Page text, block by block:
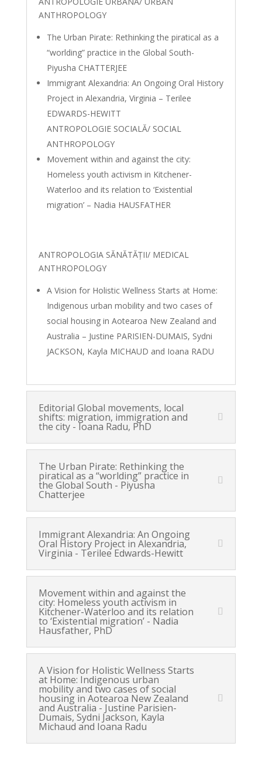
ANTHROPOLOGY
The Urban Pirate: Rethinking the piratical as a
“worlding” practice in the Global South-
Piyusha CHATTERJEE
Immigrant Alexandria: An Ongoing Oral History
Project in Alexandria, Virginia – Terilee
EDWARDS-HEWITT
ANTROPOLOGIE SOCIALĂ/ SOCIAL
ANTHROPOLOGY
Movement within and against the city:
Homeless youth activism in Kitchener-
Waterloo and its relation to ‘Existential
migration’ – Nadia HAUSFATHER
ANTROPOLOGIA SĂNĂTĂȚII/ MEDICAL
ANTHROPOLOGY
A Vision for Holistic Wellness Starts at Home:
Indigenous urban mobility and two cases of
social housing in Aotearoa New Zealand and
Australia – Justine PARISIEN-DUMAIS, Sydni
JACKSON, Kayla MICHAUD and Ioana RADU
Editorial Global movements, local
shifts: migration, immigration and
the city - Ioana Radu, PhD
The Urban Pirate: Rethinking the
piratical as a “worlding” practice in
the Global South - Piyusha
Chatterjee
Immigrant Alexandria: An Ongoing
Oral History Project in Alexandria,
Virginia - Terilee Edwards-Hewitt
Movement within and against the
city: Homeless youth activism in
Kitchener-Waterloo and its relation
to ‘Existential migration’ - Nadia
Hausfather, PhD
A Vision for Holistic Wellness Starts
at Home: Indigenous urban
mobility and two cases of social
housing in Aotearoa New Zealand
and Australia - Justine Parisien-
Dumais, Sydni Jackson, Kayla
Michaud and Ioana Radu